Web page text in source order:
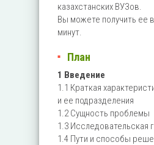
казахстанских ВУЗов.
Вы можете получить ее
минут.
План
1 Введение
1.1 Краткая
и ее подразделения
1.2 Сущность проблемы
1.3 Исследовательская
1.4 Пути и способы